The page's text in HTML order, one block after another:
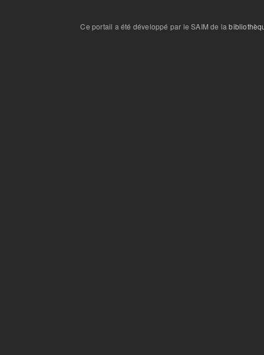
Ce portail a été développé par le SAIM de la